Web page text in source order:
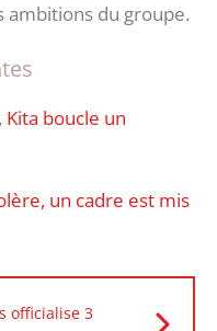
ambitions du groupe.
Kita boucle un
un cadre est mis
officialise 3